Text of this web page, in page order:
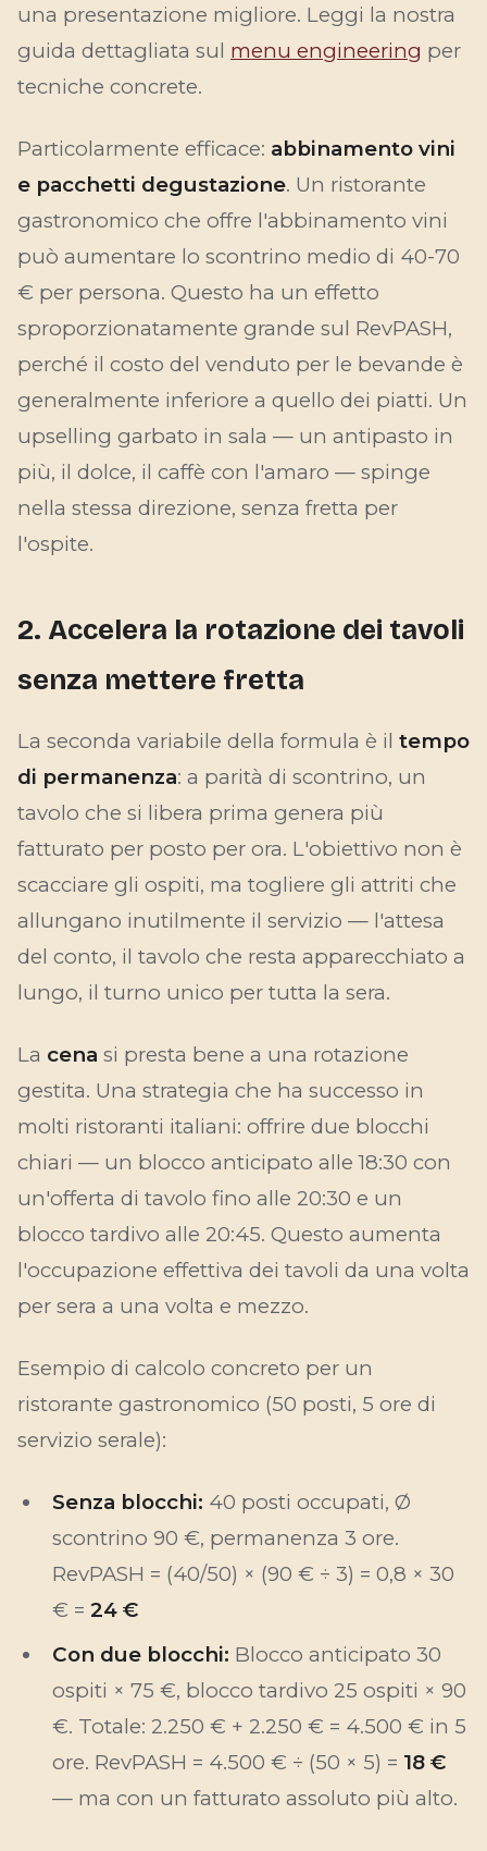
una presentazione migliore. Leggi la nostra
guida dettagliata sul menu engineering per
tecniche concrete.
Particolarmente efficace: abbinamento vini
e pacchetti degustazione. Un ristorante
gastronomico che offre l'abbinamento vini
può aumentare lo scontrino medio di 40-70
€ per persona. Questo ha un effetto
sproporzionatamente grande sul RevPASH,
perché il costo del venduto per le bevande è
generalmente inferiore a quello dei piatti. Un
upselling garbato in sala — un antipasto in
più, il dolce, il caffè con l'amaro — spinge
nella stessa direzione, senza fretta per
l'ospite.
2. Accelera la rotazione dei tavoli
senza mettere fretta
La seconda variabile della formula è il tempo
di permanenza: a parità di scontrino, un
tavolo che si libera prima genera più
fatturato per posto per ora. L'obiettivo non è
scacciare gli ospiti, ma togliere gli attriti che
allungano inutilmente il servizio — l'attesa
del conto, il tavolo che resta apparecchiato a
lungo, il turno unico per tutta la sera.
La cena si presta bene a una rotazione
gestita. Una strategia che ha successo in
molti ristoranti italiani: offrire due blocchi
chiari — un blocco anticipato alle 18:30 con
un'offerta di tavolo fino alle 20:30 e un
blocco tardivo alle 20:45. Questo aumenta
l'occupazione effettiva dei tavoli da una volta
per sera a una volta e mezzo.
Esempio di calcolo concreto per un
ristorante gastronomico (50 posti, 5 ore di
servizio serale):
Senza blocchi: 40 posti occupati, Ø
scontrino 90 €, permanenza 3 ore.
RevPASH = (40/50) × (90 € ÷ 3) = 0,8 × 30
€ = 24 €
Con due blocchi: Blocco anticipato 30
ospiti × 75 €, blocco tardivo 25 ospiti × 90
€. Totale: 2.250 € + 2.250 € = 4.500 € in 5
ore. RevPASH = 4.500 € ÷ (50 × 5) = 18 €
— ma con un fatturato assoluto più alto.